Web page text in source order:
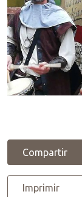
Compartir
Imprimir